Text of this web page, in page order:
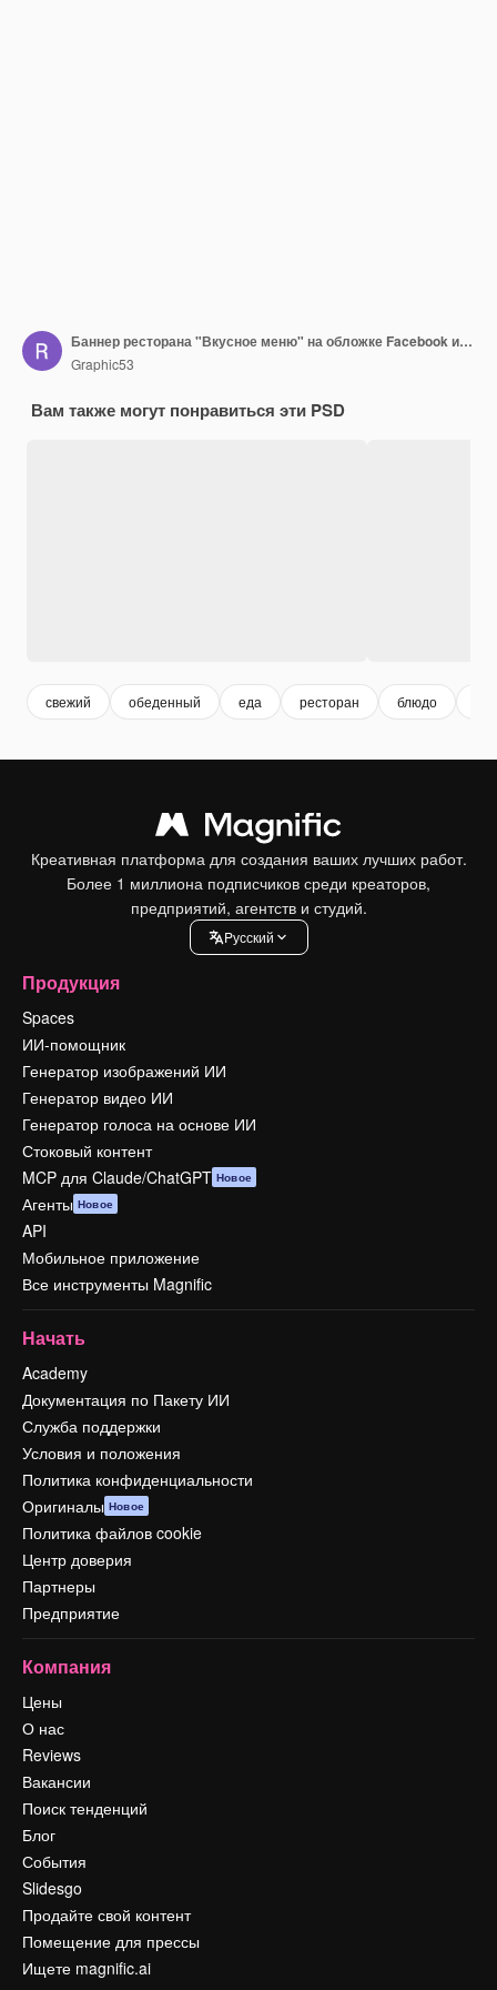
Баннер ресторана "Вкусное меню" на обложке Facebook и шаблон дизайна веб-баннера
Graphic53
Вам также могут понравиться эти PSD
свежий обеденный еда ресторан блюдо
Креативная платформа для создания ваших лучших работ.
Более 1 миллиона подписчиков среди креаторов,
предприятий, агентств и студий.
Pусский
Продукция
Spaces
ИИ-помощник
Генератор изображений ИИ
Генератор видео ИИ
Генератор голоса на основе ИИ
Стоковый контент
MCP для Claude/ChatGPT Новое
Агенты Новое
API
Мобильное приложение
Все инструменты Magnific
Начать
Academy
Документация по Пакету ИИ
Служба поддержки
Условия и положения
Политика конфиденциальности
Оригиналы Новое
Политика файлов cookie
Центр доверия
Партнеры
Предприятие
Компания
Цены
О нас
Reviews
Вакансии
Поиск тенденций
Блог
События
Slidesgo
Продайте свой контент
Помещение для прессы
Ищете magnific.ai